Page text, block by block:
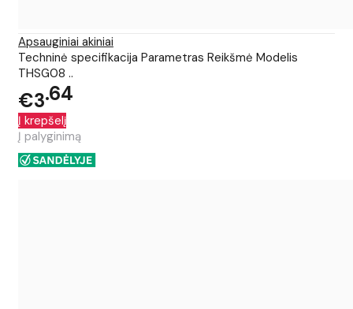
Apsauginiai akiniai
Techninė specifikacija Parametras Reikšmė Modelis
THSG08 ..
€3 64
Į krepšelį
Į palyginimą